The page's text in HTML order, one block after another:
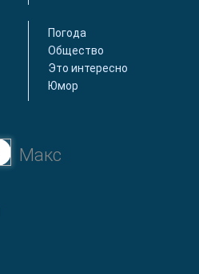
Погода
Общество
Это интересно
Юмор
Макс